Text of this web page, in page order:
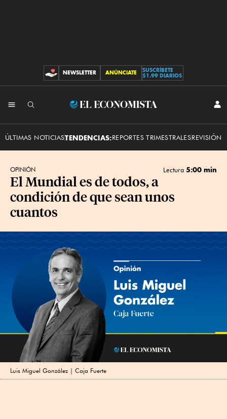
CONTRIBUCIONES
NEWSLETTER ANÚNCIATE
SUSCRÍBETE
$1.99 DIARIOS
El
ÚLTIMAS NOTICIASTENDENCIAS:REPORTES TRIMESTRALESREVISIÓN
OPINIÓN Lectura 5:00 min
El Mundial es de todos, a
condición de que sean unos
cuantos
Luis Miguel González | Caja Fuerte